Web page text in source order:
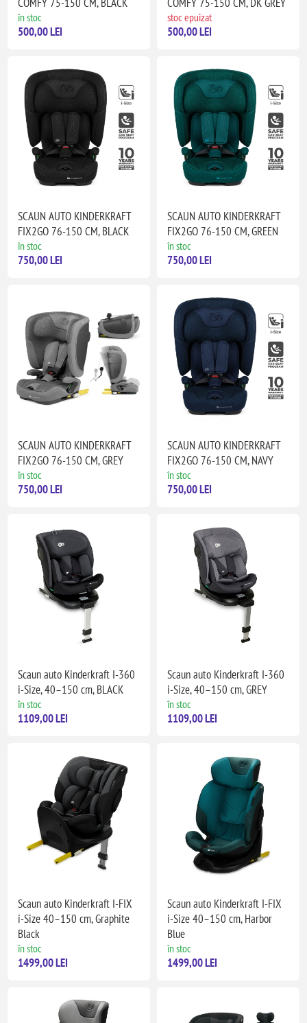
în stoc
500,00 LEI
stoc epuizat
500,00 LEI
SCAUN AUTO KINDERKRAFT
FIX2GO 76-150 CM, BLACK
în stoc
750,00 LEI
SCAUN AUTO KINDERKRAFT
FIX2GO 76-150 CM, GREEN
în stoc
750,00 LEI
SCAUN AUTO KINDERKRAFT
FIX2GO 76-150 CM, GREY
în stoc
750,00 LEI
SCAUN AUTO KINDERKRAFT
FIX2GO 76-150 CM, NAVY
în stoc
750,00 LEI
Scaun auto Kinderkraft I-360
i-Size, 40–150 cm, BLACK
în stoc
1109,00 LEI
Scaun auto Kinderkraft I-360
i-Size, 40–150 cm, GREY
în stoc
1109,00 LEI
Scaun auto Kinderkraft I-FIX
i-Size 40–150 cm, Graphite
Black
în stoc
1499,00 LEI
Scaun auto Kinderkraft I-FIX
i-Size 40–150 cm, Harbor
Blue
în stoc
1499,00 LEI